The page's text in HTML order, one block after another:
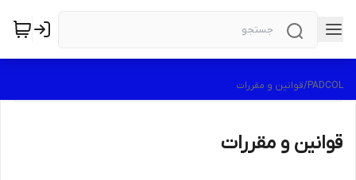
PADCOL
/قوانین و مقررات
قوانین و مقررات